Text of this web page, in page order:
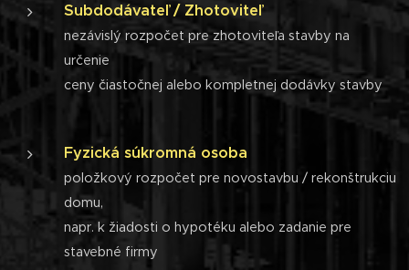
Subdodávateľ / Zhotoviteľ
nezávislý rozpočet pre zhotoviteľa stavby na
určenie
ceny čiastočnej alebo kompletnej dodávky stavby
Fyzická súkromná osoba
položkový rozpočet pre novostavbu / rekonštrukciu
domu,
napr. k žiadosti o hypotéku alebo zadanie pre
stavebné firmy